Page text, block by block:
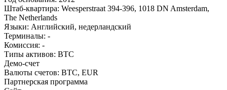
Штаб-квартира: Weesperstraat 394-396, 1018 DN Amsterdam,
The Netherlands
Языки: Английский, недерландский
Терминалы: -
Комиссия: -
Типы активов: BTC
Демо-счет
Валюты счетов: BTC, EUR
Партнерская программа